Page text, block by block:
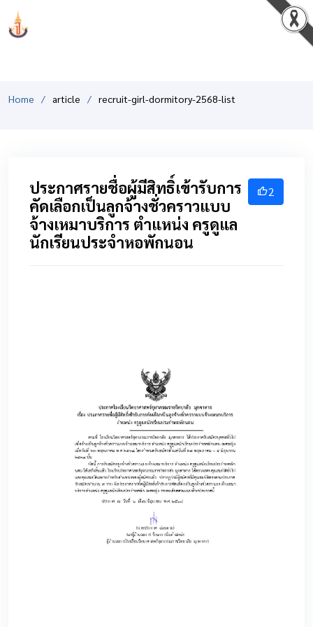
Home article recruit-girl-dormitory-2568-list
2
ประกาศรายชื่อผู้มีสิทธิ์เข้ารับการ
คัดเลือกเป็นลูกจ้างชั่วคราวแบบ
จ้างเหมาบริการ ตำแหน่ง ครูดูแล
นักเรียนประจำหอพักนอน